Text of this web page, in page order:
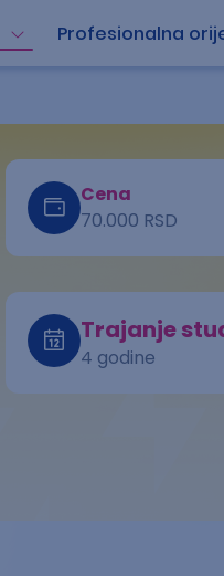
Profesionalna
Cena
70.000 RSD
Trajanje
4 godine